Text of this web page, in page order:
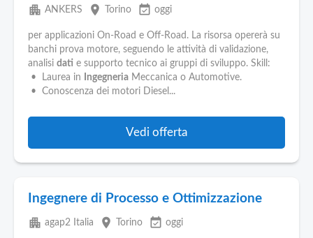
apartment ANKERS place Torino event_available oggi
per applicazioni On-Road e Off-Road. La risorsa opererà su
banchi prova motore, seguendo le attività di validazione,
analisi dati e supporto tecnico ai gruppi di sviluppo. Skill:
• Laurea in
Ingegneria Meccanica o Automotive.
• Conoscenza dei motori Diesel...
Vedi offerta
Ingegnere di Processo e Ottimizzazione
apartment agap2 Italia place Torino event_available oggi